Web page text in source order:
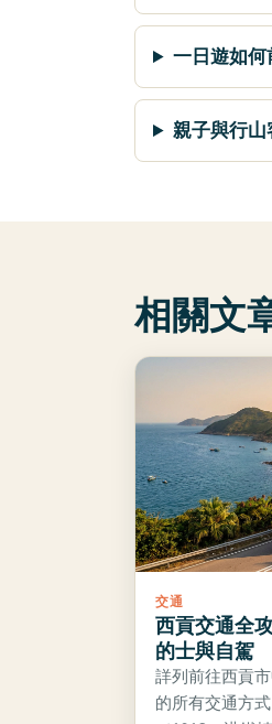
一日遊如何
親子與行山
相關文
交通
西貢交通全
的士與自駕
詳列前往西貢
的所有交通方